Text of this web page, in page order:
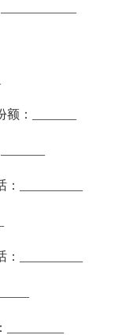
：_______
__________
__________